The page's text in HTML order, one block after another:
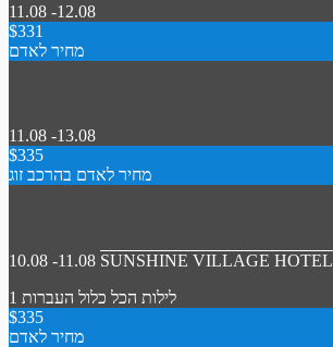
11.08 -12.08
$331
מחיר לאדם
11.08 -13.08
$335
מחיר לאדם בהרכב זוג
10.08 -11.08 SUNSHINE VILLAGE HOTEL
1 לילות הכל כלול העברות
$335
מחיר לאדם